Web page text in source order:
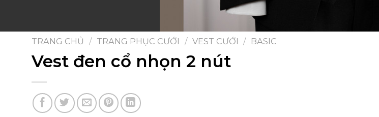
TRANG CHỦ / TRANG PHỤC CƯỚI / VEST CƯỚI / BASIC
Vest đen cổ nhọn 2 nút